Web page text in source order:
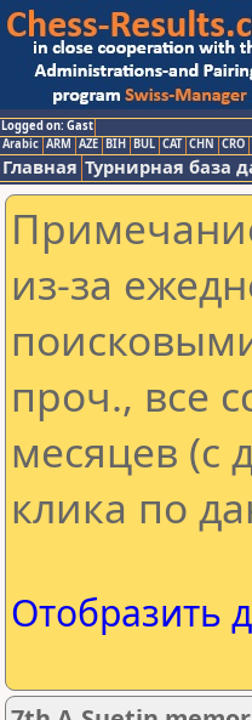
Logged on: Gast
Arabic ARM AZE BIH BUL CAT CHN CRO
Главная Турнирная база
из-за
проч., все
месяцев (с
клика по
Отобразить